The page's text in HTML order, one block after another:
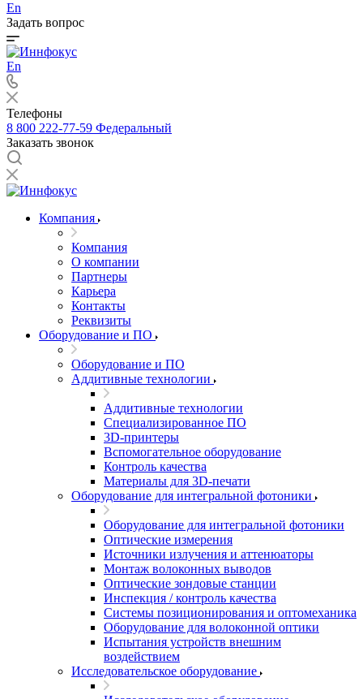
En
Задать вопрос
En
Телефоны
8 800 222-77-59 Федеральный
Заказать звонок
Компания
Компания
О компании
Партнеры
Карьера
Контакты
Реквизиты
Оборудование и ПО
Оборудование и ПО
Аддитивные технологии
Аддитивные технологии
Специализированное ПО
3D-принтеры
Вспомогательное оборудование
Контроль качества
Материалы для 3D-печати
Оборудование для интегральной фотоники
Оборудование для интегральной фотоники
Оптические измерения
Источники излучения и аттенюаторы
Монтаж волоконных выводов
Оптические зондовые станции
Инспекция / контроль качества
Системы позиционирования и оптомеханика
Оборудование для волоконной оптики
Испытания устройств внешним
воздействием
Исследовательское оборудование